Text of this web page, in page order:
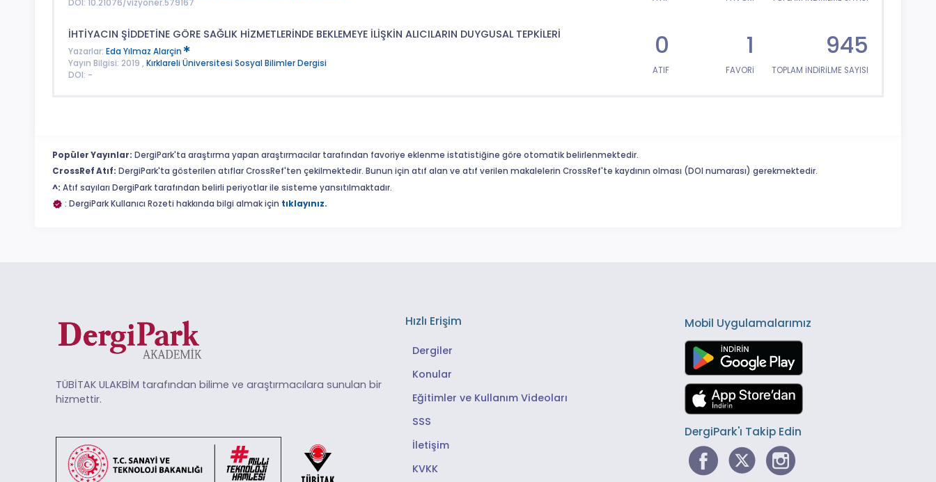
DOI: 10.21076/vizyoner.579167
İHTİYACIN ŞİDDETİNE GÖRE SAĞLIK HİZMETLERİNDE BEKLEMEYE İLİŞKİN ALICILARIN DUYGUSAL TEPKİLERİ
Yazarlar: Eda Yılmaz Alarçin
Yayın Bilgisi: 2019 , Kırklareli Üniversitesi Sosyal Bilimler Dergisi
DOI: -
0
ATIF
1
FAVORİ
945
TOPLAM İNDİRİLME SAYISI
Popüler Yayınlar: DergiPark'ta araştırma yapan araştırmacılar tarafından favoriye eklenme istatistiğine göre otomatik belirlenmektedir.
CrossRef Atıf: DergiPark'ta gösterilen atıflar CrossRef'ten çekilmektedir. Bunun için atıf alan ve atıf verilen makalelerin CrossRef'te kaydının olması (DOI numarası) gerekmektedir.
^: Atıf sayıları DergiPark tarafından belirli periyotlar ile sisteme yansıtılmaktadır.
: DergiPark Kullanıcı Rozeti hakkında bilgi almak için tıklayınız.
TÜBİTAK ULAKBİM tarafından bilime ve araştırmacılara sunulan bir
hizmettir.
Hızlı Erişim
Dergiler
Konular
Eğitimler ve Kullanım Videoları
SSS
İletişim
KVKK
Mobil Uygulamalarımız
DergiPark'ı Takip Edin